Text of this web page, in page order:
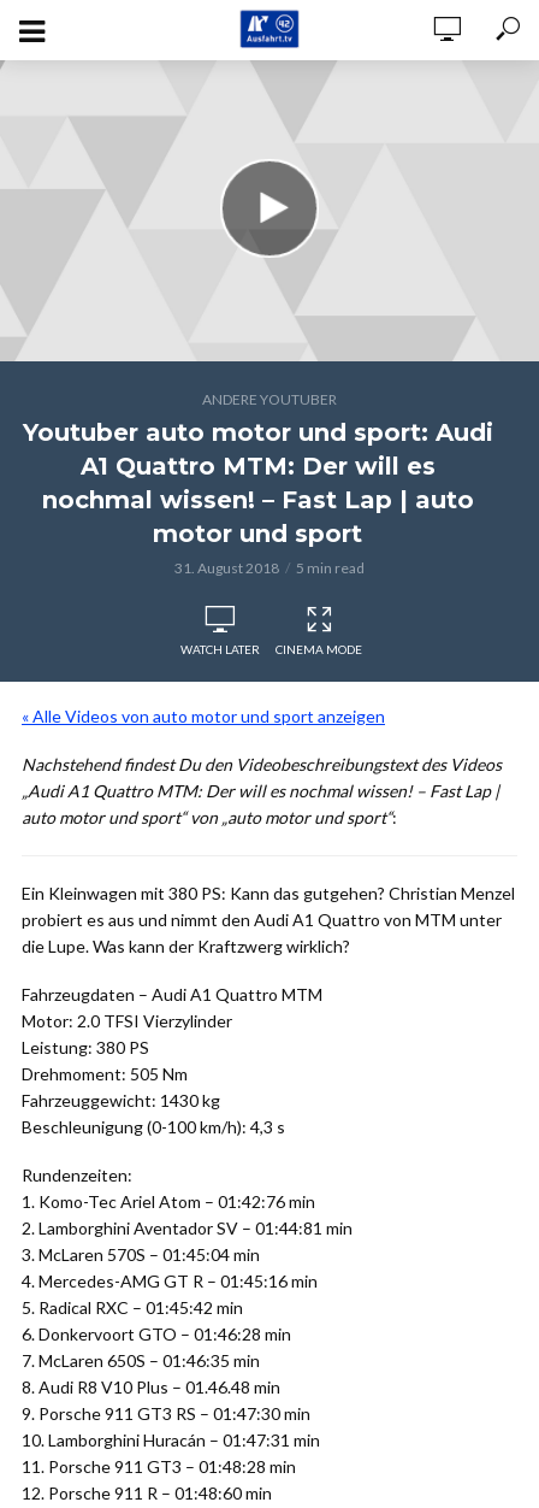
ANDERE YOUTUBER
Youtuber auto motor und sport: Audi
A1 Quattro MTM: Der will es
nochmal wissen! – Fast Lap | auto
motor und sport
31. August 2018 5 min read
WATCH LATER CINEMA MODE
« Alle Videos von auto motor und sport anzeigen
Nachstehend findest Du den Videobeschreibungstext des Videos
„Audi A1 Quattro MTM: Der will es nochmal wissen! – Fast Lap |
auto motor und sport“ von „auto motor und sport“:
Ein Kleinwagen mit 380 PS: Kann das gutgehen? Christian Menzel
probiert es aus und nimmt den Audi A1 Quattro von MTM unter
die Lupe. Was kann der Kraftzwerg wirklich?
Fahrzeugdaten – Audi A1 Quattro MTM
Motor: 2.0 TFSI Vierzylinder
Leistung: 380 PS
Drehmoment: 505 Nm
Fahrzeuggewicht: 1430 kg
Beschleunigung (0-100 km/h): 4,3 s
Rundenzeiten:
1. Komo-Tec Ariel Atom – 01:42:76 min
2. Lamborghini Aventador SV – 01:44:81 min
3. McLaren 570S – 01:45:04 min
4. Mercedes-AMG GT R – 01:45:16 min
5. Radical RXC – 01:45:42 min
6. Donkervoort GTO – 01:46:28 min
7. McLaren 650S – 01:46:35 min
8. Audi R8 V10 Plus – 01.46.48 min
9. Porsche 911 GT3 RS – 01:47:30 min
10. Lamborghini Huracán – 01:47:31 min
11. Porsche 911 GT3 – 01:48:28 min
12. Porsche 911 R – 01:48:60 min